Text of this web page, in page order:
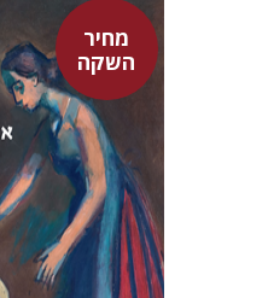
מחיר
השקהדוד אסף